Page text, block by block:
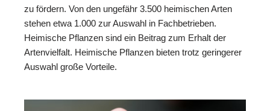
zu fördern. Von den ungefähr 3.500 heimischen Arten
stehen etwa 1.000 zur Auswahl in Fachbetrieben.
Heimische Pflanzen sind ein Beitrag zum Erhalt der
Artenvielfalt. Heimische Pflanzen bieten trotz geringerer
Auswahl große Vorteile.